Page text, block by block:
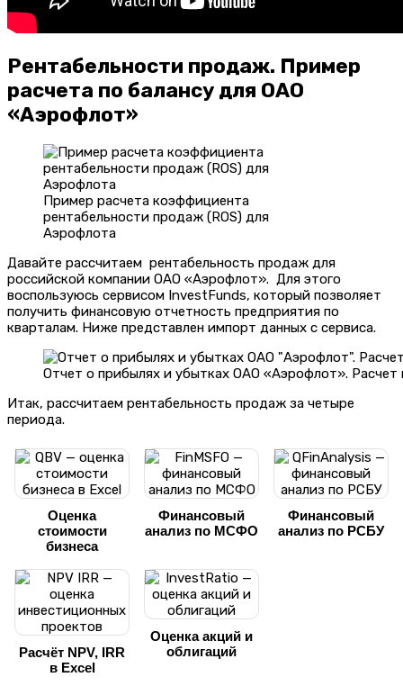
Рентабельности продаж. Пример
расчета по балансу для ОАО
«Аэрофлот»
Пример расчета коэффициента
рентабельности продаж (ROS) для
Аэрофлота
Давайте рассчитаем рентабельность продаж для
российской компании ОАО «Аэрофлот». Для этого
воспользуюсь сервисом InvestFunds, который позволяет
получить финансовую отчетность предприятия по
кварталам. Ниже представлен импорт данных с сервиса.
Отчет о прибылях и убытках ОАО «Аэрофлот».
Итак, рассчитаем рентабельность продаж за четыре
периода.
Оценка
стоимости
бизнеса
Финансовый
анализ по МСФО
Финансовый
анализ по РСБУ
Расчёт NPV, IRR
в Excel
Оценка акций и
облигаций